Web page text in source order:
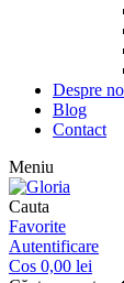
Despre
Blog
Contact
Meniu
Cauta
Favorite
Autentificare
Cos 0,00 lei